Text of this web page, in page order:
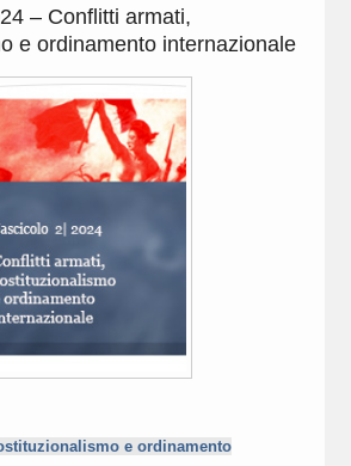
– Conflitti armati,
e ordinamento internazionale
e ordinamento